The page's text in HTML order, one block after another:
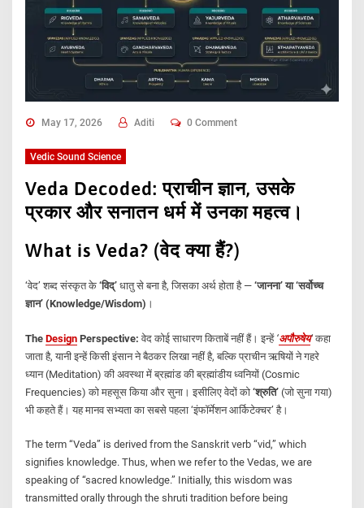
May 17, 2026 Aditi 0 Comment
Vedic Sound Science
Veda Decoded: प्राचीन ज्ञान, उसके
प्रकार और सनातन धर्म में उनका महत्व।
What is Veda? (वेद क्या हैं?)
‘वेद’ शब्द संस्कृत के‘विद्’ धातु से बना है, जिसका अर्थ होता है —‘जानना’ या ‘सर्वोच्च
ज्ञान’ (Knowledge/Wisdom) ।
TheDesign Perspective: वेद कोई साधारण किताबें नहीं हैं। इन्हें ‘अपौरुषेय‘ कहा
जाता है, यानी इन्हें किसी इंसान ने बैठकर लिखा नहीं है, बल्कि प्राचीन ऋषियों ने गहरे
ध्यान (Meditation) की अवस्था में ब्रह्मांड की ब्रह्मांडीय ध्वनियों (Cosmic
Frequencies) को महसूस किया और सुना। इसीलिए वेदों को‘श्रुति’ (जो सुना गया)
भी कहते हैं। यह मानव सभ्यता का सबसे पहला ‘इंफॉर्मेशन आर्किटेक्चर’ है।
The term “Veda” is derived from the Sanskrit verb “vid,” which
signifies knowledge. Thus, when we refer to the Vedas, we are
speaking of “sacred knowledge.” Initially, this wisdom was
transmitted orally through the shruti tradition before being